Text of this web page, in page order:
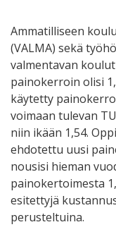
Ammatilliseen
(VALMA) sekä
valmentavan
painokerroin olisi
käytetty
voimaan tulevan
niin ikään 1,54.
ehdotettu uusi
nousisi hieman
painokertoimesta
esitettyjä
perusteltuina.